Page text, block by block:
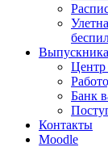
Центр
Банк
Контакты
Moodle